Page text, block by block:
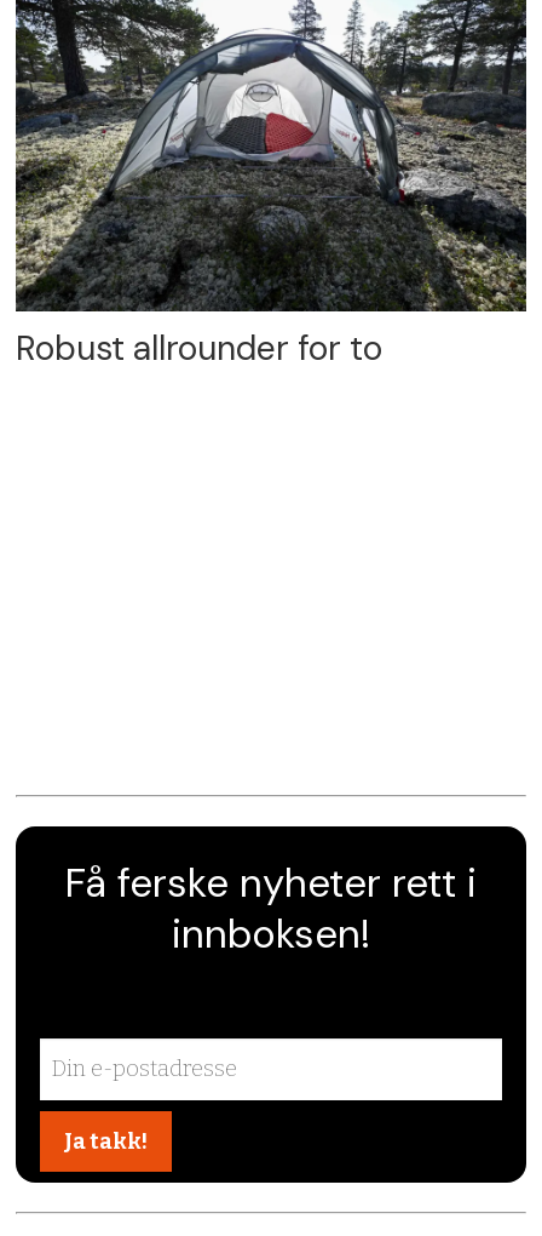
Robust allrounder for to
Få ferske nyheter rett i
innboksen!